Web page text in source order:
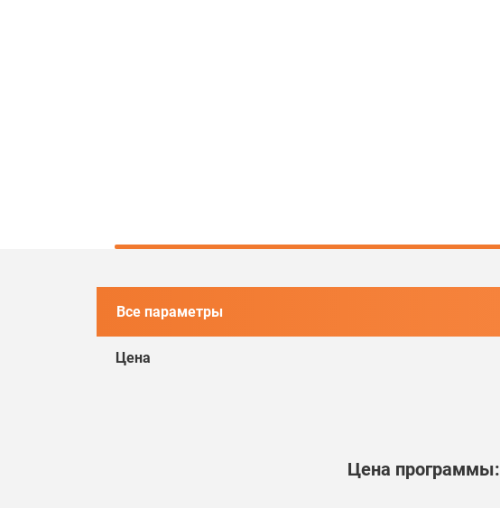
Все параметры
Цена
Цена программы: